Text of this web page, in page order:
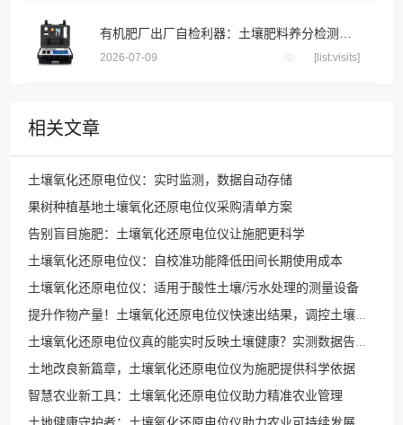
2026-07-09 [list:visits]
相关文章
土壤氧化还原电位仪：实时监测，数据自动存储
果树种植基地土壤氧化还原电位仪采购清单方案
告别盲目施肥：土壤氧化还原电位仪让施肥更科学
土壤氧化还原电位仪：自校准功能降低田间长期使用成本
土壤氧化还原电位仪：适用于酸性土壤/污水处理的测量设备
提升作物产量！土壤氧化还原电位仪快速出结果，调控土壤环境
土壤氧化还原电位仪真的能实时反映土壤健康？实测数据告诉你答案
土地改良新篇章，土壤氧化还原电位仪为施肥提供科学依据
智慧农业新工具：土壤氧化还原电位仪助力精准农业管理